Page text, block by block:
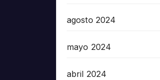
agosto 2024
mayo 2024
abril 2024